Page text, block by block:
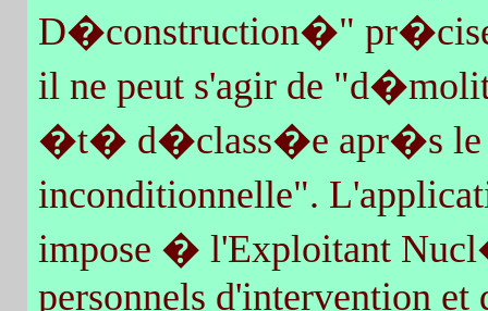
D�construction�" pr�cise
il ne peut s'agir de
�t� d�class�e apr�s le
inconditionnelle".
impose � l'Exploitant
personnels d'intervention et